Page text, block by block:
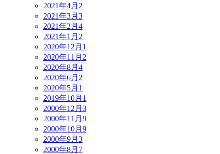
2021年4月 2
2021年3月 3
2021年2月 4
2021年1月 2
2020年12月 1
2020年11月 2
2020年8月 4
2020年6月 2
2020年5月 1
2019年10月 1
2000年12月 3
2000年11月 9
2000年10月 9
2000年9月 3
2000年8月 7